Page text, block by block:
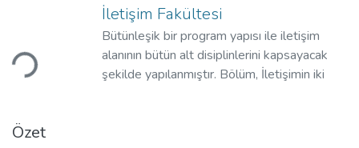
İletişim Fakültesi
Bütünleşik bir program yapısı ile iletişim
alanının bütün alt disiplinlerini kapsayacak
şekilde yapılanmıştır. Bölüm, İletişimin iki
Özet